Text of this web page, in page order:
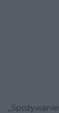
„Spożywanie